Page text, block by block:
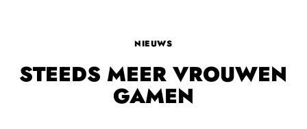
NIEUWS
STEEDS MEER VROUWEN
GAMEN